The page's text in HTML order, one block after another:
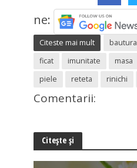
ne:
Citeste mai mult bautura
ficat
imunitate masa
piele
reteta rinichi
Comentarii:
Citește și